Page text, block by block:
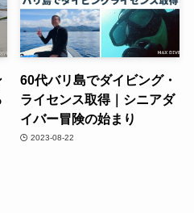
60代バリ島でダイビング・
ライセンス取得｜シニアダ
イバー冒険の始まり
2023-08-22